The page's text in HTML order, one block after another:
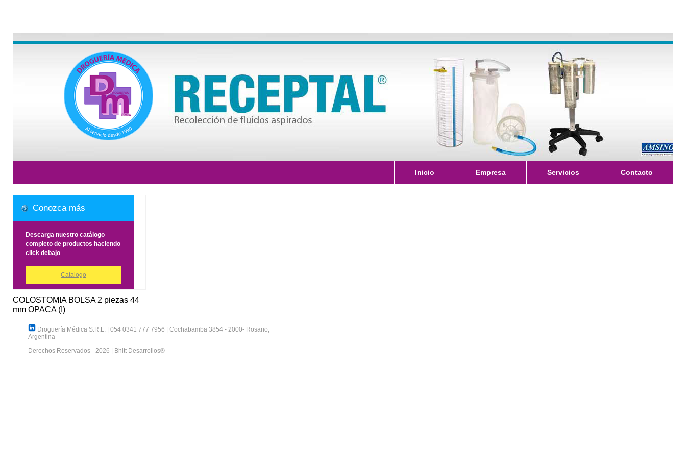
Inicio Empresa Servicios Contacto
Conozca más
Descarga nuestro catálogo
completo de productos haciendo
click debajo
Catalogo
COLOSTOMIA BOLSA 2 piezas 44
mm OPACA (I)
Droguería Médica S.R.L. 054 0341 777 7956 Cochabamba 3854 - 2000- Rosario,
Argentina
Derechos Reservados - 2026 |
Bhitt Desarrollos®